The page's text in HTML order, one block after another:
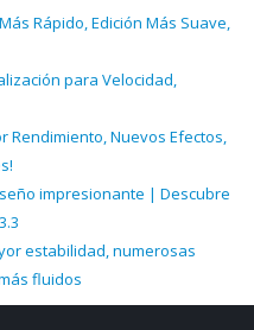
Rápido, Edición Más Suave,
para Velocidad,
Rendimiento, Nuevos Efectos,
impresionante | Descubre
estabilidad, numerosas
fluidos